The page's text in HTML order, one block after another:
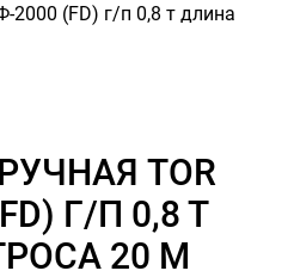
2000 (FD) г/п 0,8 т длина
TOR
Г/П 0,8 Т
20 М